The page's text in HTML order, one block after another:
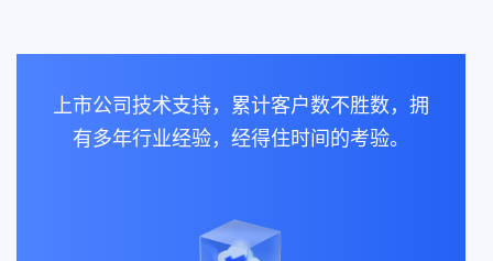
上市公司技术支持，累计客户数不胜数，拥
有多年行业经验，经得住时间的考验。